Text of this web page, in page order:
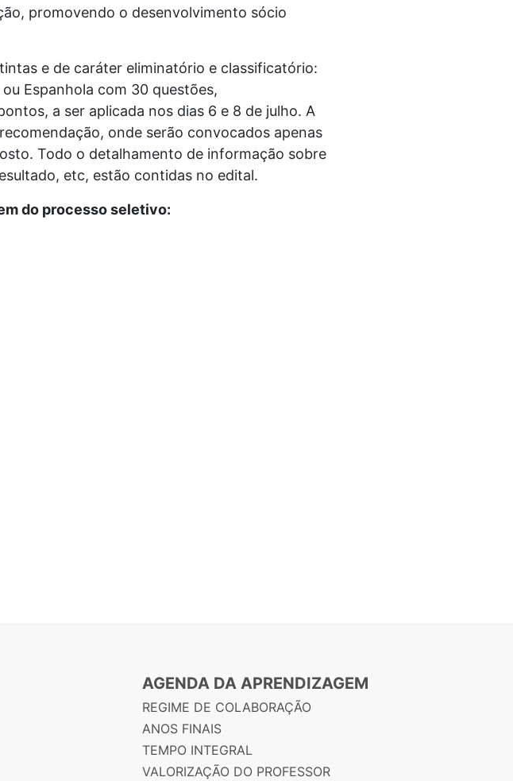
promovendo o desenvolvimento sócio
e de caráter eliminatório e classificatório:
Espanhola com 30 questões,
a ser aplicada nos dias 6 e 8 de julho. A
onde serão convocados apenas
Todo o detalhamento de informação sobre
etc, estão contidas no edital.
do processo seletivo:
AGENDA DA APRENDIZAGEM
REGIME DE COLABORAÇÃO
ANOS FINAIS
TEMPO INTEGRAL
VALORIZAÇÃO DO PROFESSOR